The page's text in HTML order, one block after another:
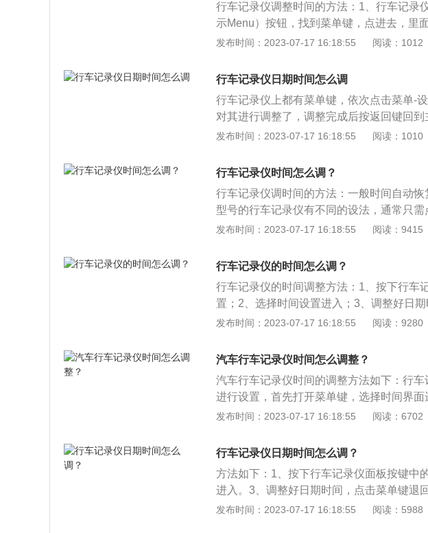
行车记录仪调整时间的方法：1、行车记录
示Menu）按钮，找到菜单键，点进去，里
间设置成北京时间即可。2、现在绝大部分
会有所区别。每个行车记录仪都有使用说
建议根据使用说明书上的步骤，一步一步
恢复的解决办法：如果是外部安装的，很
导致。这种情况比较好解决，看一下什么
手机的或者专业汽修店去换上即可。
发布时间：2023-07-17 16:18:55 阅读：1012
行车记录仪日期时间怎么调
行车记录仪上都有菜单键，依次点击菜单-
对其进行调整了，调整完成后按返回键回
录仪都会出现时间对不上的问题，主要是由
了。这种情况比较简单，一般更换电池就
让汽车的电子系统给行车记录仪供电，比
时间设置：循环录像时间过短或者过长，
同步。这种情况只需要将循环录像时间设
钟为宜。3、初始时间不对：如果初始时间
发布时间：2023-07-17 16:18:55 阅读：1010
行车记录仪时间怎么调？
行车记录仪调时间的方法：一般时间自动
型号的行车记录仪有不同的设法，通常只
项，选择日期与时间设置，将时间调到当前
车行驶全过程的视频图像和声音，可为交
控，安装行车记录仪，视频资料不可以裁
法提供帮助。
发布时间：2023-07-17 16:18:55 阅读：9415
行车记录仪的时间怎么调？
行车记录仪的时间调整方法：1、按下行车
置；2、选择时间设置进入；3、调整好日
安装行车记录仪后，能够记录汽车行驶全过
录仪两大类，其中便携性行车记录仪又分为
仪，这类记录仪具有隐蔽性好、安装方便
车机一体式DVD行车记录仪一般是专车专
记录仪改装难度较大，但是安装之后可以
发布时间：2023-07-17 16:18:55 阅读：9280
汽车行车记录仪时间怎么调整？
汽车行车记录仪时间的调整方法如下：行
进行设置，首先打开菜单键，选择时间界
好时间，点击菜单键退回主界面即可。有关
能够记录汽车行驶全过程的视频图像和声
2、行车记录仪主要分为便携性行车记录仪
大类。其中便携性行车记录仪又分为后视
记录仪具有隐蔽性好、安装方便、可拆卸更
装车机一体式DVD行车记录仪一般是专车
发布时间：2023-07-17 16:18:55 阅读：6702
行车记录仪日期时间怎么调？
方法如下：1、按下行车记录仪面板按键中
进入。3、调整好日期时间，点击菜单键退
扩展资料：1、安装行车记录仪，记录汽车
发布时间：2023-07-17 16:18:55 阅读：5988